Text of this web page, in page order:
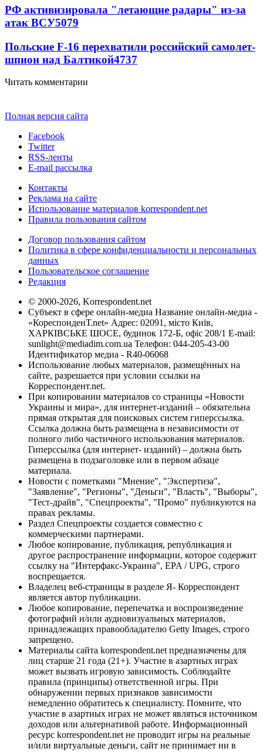
РФ активизировала "летающие радары" из-за
атак ВСУ5079
Польские F-16 перехватили российский самолет-
шпион над Балтикой4737
Читать комментарии
Полная версия сайта
Facebook
Twitter
RSS-ленты
E-mail рассылка
Контакты
Реклама на сайте
Использование материалов korrespondent.net
Правила пользования сайтом
Договор пользования сайтом
Политика в сфере конфиденциальности и персональных
данных
Пользовательское соглашение
Редакция
© 2000-2026, Korrespondent.net
Субъект в сфере онлайн-медиа Название онлайн-медиа -
«КореспонденТ.net» Адрес: 02091, місто Київ,
ХАРКІВСЬКЕ ШОСЕ, будинок 172-Б, офіс 208/1 E-mail:
sunlight@mediadim.com.ua Телефон: 044-205-43-00
Идентификатор медиа - R40-06068
Использование любых материалов, размещённых на
сайте, разрешается при условии ссылки на
Корреспондент.net.
При копировании материалов со страницы «Новости
Украины и мира», для интернет-изданий – обязательна
прямая открытая для поисковых систем гиперссылка.
Ссылка должна быть размещена в независимости от
полного либо частичного использования материалов.
Гиперссылка (для интернет- изданий) – должна быть
размещена в подзаголовке или в первом абзаце
материала.
Новости с пометками "Мнение", "Экспертиза",
"Заявление", "Регионы", "Деньги", "Власть", "Выборы",
"Тест-драйв", "Спецпроекты", "Промо" публикуются на
правах рекламы.
Раздел Спецпроекты создается совместно с
коммерческими партнерами.
Любое копирование, публикация, републикация и
другое распространение информации, которое содержит
ссылку на "Интерфакс-Украина", EPA / UPG, строго
воспрещается.
Владелец веб-страницы в разделе Я- Корреспондент
является автор публикации.
Любое копирование, перепечатка и воспроизведение
фотографий и/или аудиовизуальных материалов,
принадлежащих правообладателю Getty Images, строго
запрещено.
Материалы сайта korrespondent.net предназначены для
лиц старше 21 года (21+). Участие в азартных играх
может вызвать игровую зависимость. Соблюдайте
правила (принципы) ответственной игры. При
обнаружении первых признаков зависимости
немедленно обратитесь к специалисту. Помните, что
участие в азартных играх не может являться источником
доходов или альтернативой работе. Информационный
ресурс korrespondent.net не проводит игры на реальные
и/или виртуальные деньги, сайт не принимает ни в